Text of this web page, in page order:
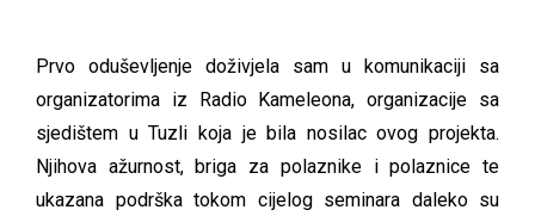
Prvo oduševljenje doživjela sam u komunikaciji sa
organizatorima iz Radio Kameleona, organizacije sa
sjedištem u Tuzli koja je bila nosilac ovog projekta.
Njihova ažurnost, briga za polaznike i polaznice te
ukazana podrška tokom cijelog seminara daleko su